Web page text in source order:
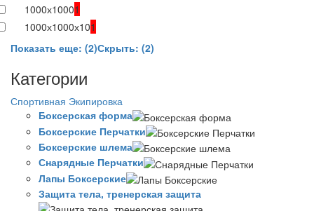
1000х10001
1000х1000х101
Показать еще: (2)Скрыть: (2)
Категории
Спортивная Экипировка
Боксерская форма
Боксерские Перчатки
Боксерские шлема
Снарядные Перчатки
Лапы Боксерские
Защита тела, тренерская защита